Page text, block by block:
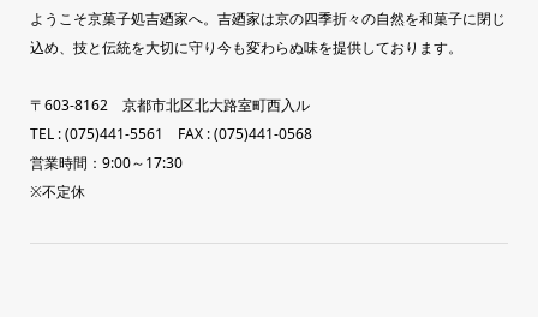
ようこそ京菓子処吉廼家へ。吉廼家は京の四季折々の自然を和菓子に閉じ
込め、技と伝統を大切に守り今も変わらぬ味を提供しております。
〒603-8162 京都市北区北大路室町西入ル
TEL : (075)441-5561 FAX : (075)441-0568
営業時間：9:00～17:30
※不定休